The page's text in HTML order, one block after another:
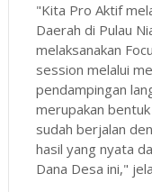
"Kita Pro Aktif
Daerah di Pulau
melaksanakan
session melalui
pendampingan
merupakan
sudah berjalan
hasil yang nyata
Dana Desa ini,"